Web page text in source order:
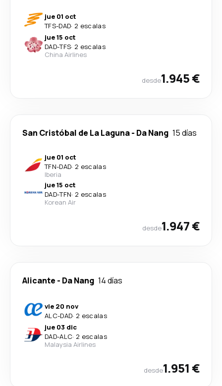
jue 01 oct
TFS-DAD· 2 escalas
jue 15 oct
DAD-TFS· 2 escalas
China Airlines
desde1.945 €
San Cristóbal de La Laguna- Da Nang 15 días
jue 01 oct
TFN-DAD· 2 escalas
Iberia
jue 15 oct
DAD-TFN· 2 escalas
Korean Air
desde1.947 €
Alicante - Da Nang 14 días
vie 20 nov
ALC-DAD· 2 escalas
jue 03 dic
DAD-ALC· 2 escalas
Malaysia Airlines
desde1.951 €